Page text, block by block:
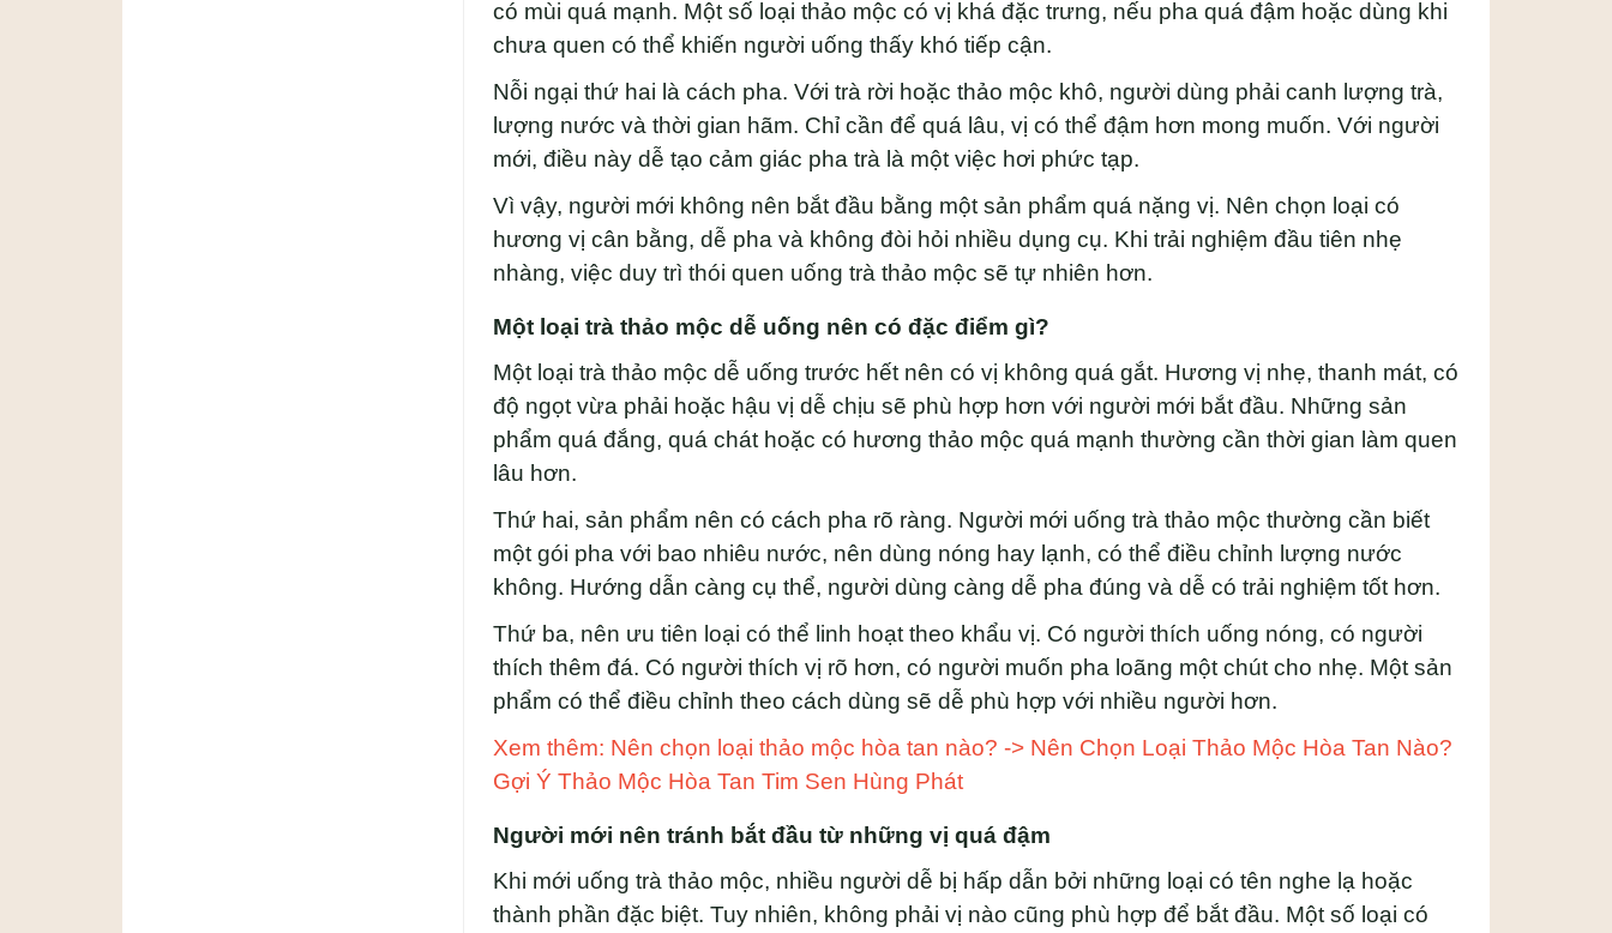
có mùi quá mạnh. Một số loại thảo mộc có vị khá đặc trưng, nếu pha quá đậm hoặc dùng khi
chưa quen có thể khiến người uống thấy khó tiếp cận.
Nỗi ngại thứ hai là cách pha. Với trà rời hoặc thảo mộc khô, người dùng phải canh lượng trà,
lượng nước và thời gian hãm. Chỉ cần để quá lâu, vị có thể đậm hơn mong muốn. Với người
mới, điều này dễ tạo cảm giác pha trà là một việc hơi phức tạp.
Vì vậy, người mới không nên bắt đầu bằng một sản phẩm quá nặng vị. Nên chọn loại có
hương vị cân bằng, dễ pha và không đòi hỏi nhiều dụng cụ. Khi trải nghiệm đầu tiên nhẹ
nhàng, việc duy trì thói quen uống trà thảo mộc sẽ tự nhiên hơn.
Một loại trà thảo mộc dễ uống nên có đặc điểm gì?
Một loại trà thảo mộc dễ uống trước hết nên có vị không quá gắt. Hương vị nhẹ, thanh mát, có
độ ngọt vừa phải hoặc hậu vị dễ chịu sẽ phù hợp hơn với người mới bắt đầu. Những sản
phẩm quá đắng, quá chát hoặc có hương thảo mộc quá mạnh thường cần thời gian làm quen
lâu hơn.
Thứ hai, sản phẩm nên có cách pha rõ ràng. Người mới uống trà thảo mộc thường cần biết
một gói pha với bao nhiêu nước, nên dùng nóng hay lạnh, có thể điều chỉnh lượng nước
không. Hướng dẫn càng cụ thể, người dùng càng dễ pha đúng và dễ có trải nghiệm tốt hơn.
Thứ ba, nên ưu tiên loại có thể linh hoạt theo khẩu vị. Có người thích uống nóng, có người
thích thêm đá. Có người thích vị rõ hơn, có người muốn pha loãng một chút cho nhẹ. Một sản
phẩm có thể điều chỉnh theo cách dùng sẽ dễ phù hợp với nhiều người hơn.
Xem thêm: Nên chọn loại thảo mộc hòa tan nào? -> Nên Chọn Loại Thảo Mộc Hòa Tan Nào?
Gợi Ý Thảo Mộc Hòa Tan Tim Sen Hùng Phát
Người mới nên tránh bắt đầu từ những vị quá đậm
Khi mới uống trà thảo mộc, nhiều người dễ bị hấp dẫn bởi những loại có tên nghe lạ hoặc
thành phần đặc biệt. Tuy nhiên, không phải vị nào cũng phù hợp để bắt đầu. Một số loại có